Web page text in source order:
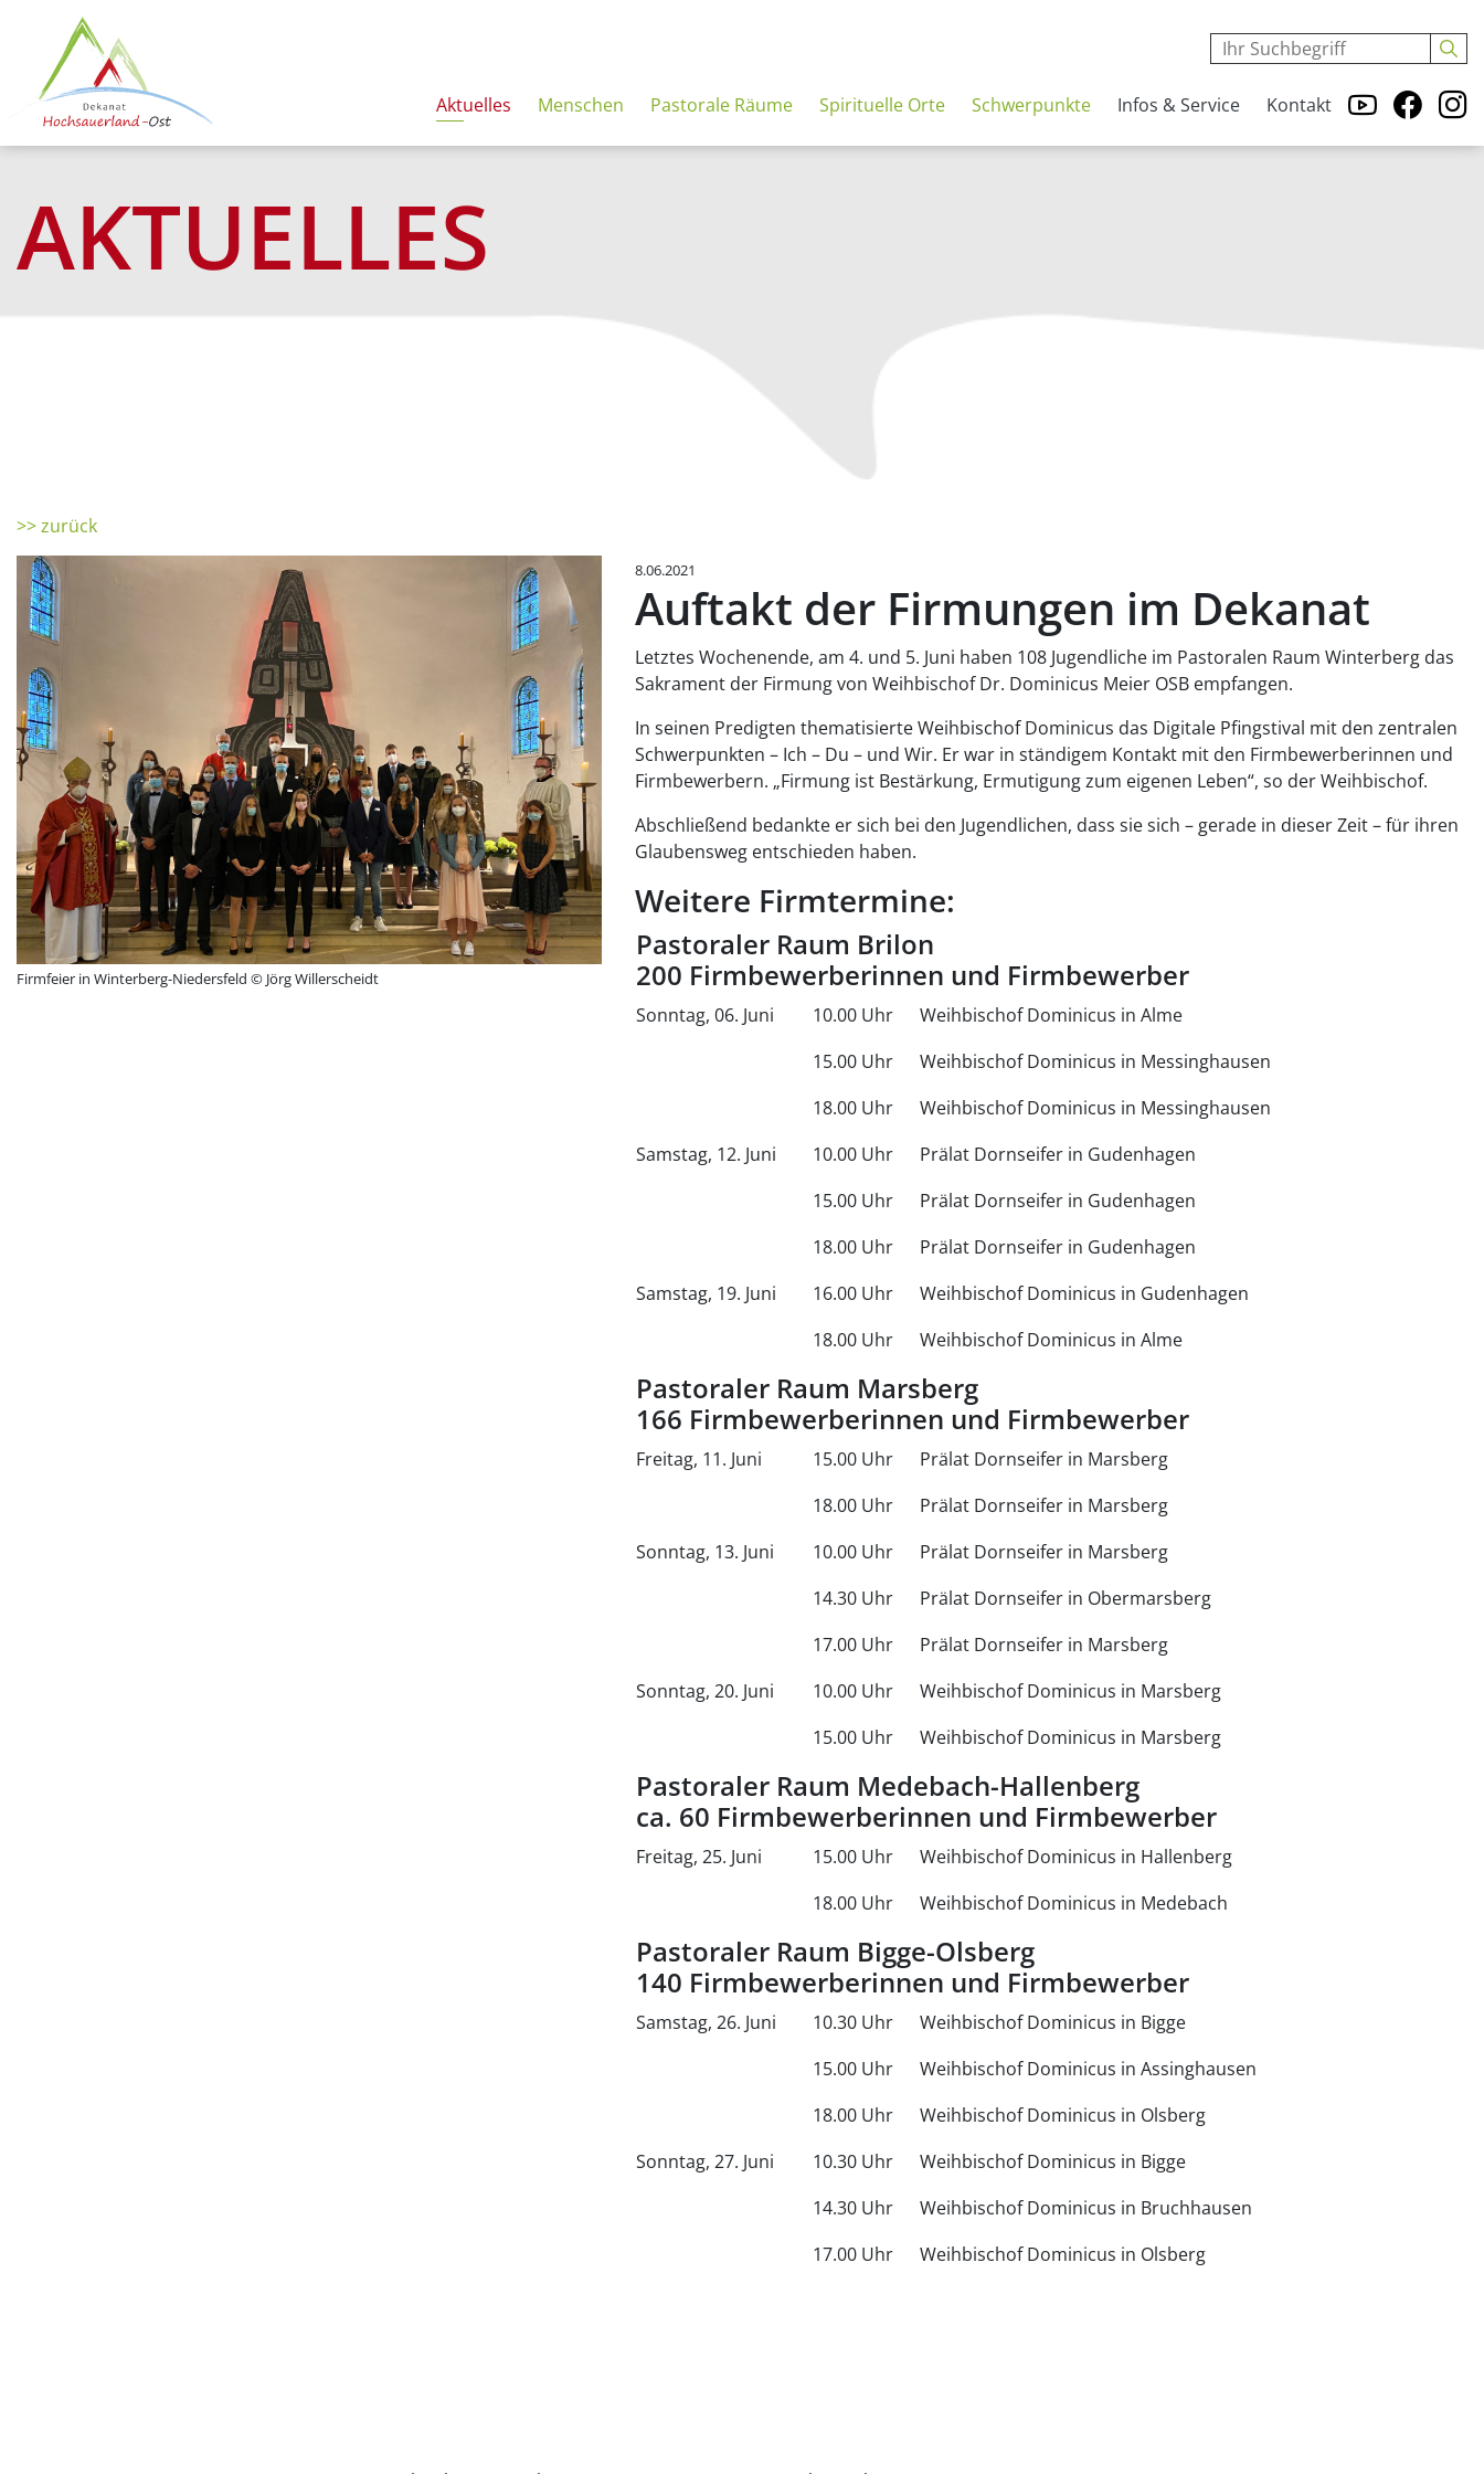
Aktuelles Menschen Pastorale Räume Spirituelle Orte Schwerpunkte Infos & Service Kontakt
AKTUELLES
>> zurück
Firmfeier in Winterberg-Niedersfeld © Jörg Willerscheidt
8.06.2021
Auftakt der Firmungen im Dekanat
Letztes Wochenende, am 4. und 5. Juni haben 108 Jugendliche im Pastoralen Raum Winterberg das
Sakrament der Firmung von Weihbischof Dr. Dominicus Meier OSB empfangen.
In seinen Predigten thematisierte Weihbischof Dominicus das Digitale Pfingstival mit den zentralen
Schwerpunkten – Ich – Du – und Wir. Er war in ständigem Kontakt mit den Firmbewerberinnen und
Firmbewerbern. „Firmung ist Bestärkung, Ermutigung zum eigenen Leben“, so der Weihbischof.
Abschließend bedankte er sich bei den Jugendlichen, dass sie sich – gerade in dieser Zeit – für ihren
Glaubensweg entschieden haben.
Weitere Firmtermine:
Pastoraler Raum Brilon
200 Firmbewerberinnen und Firmbewerber
Sonntag, 06. Juni 10.00 Uhr
Weihbischof Dominicus in Alme
15.00 Uhr
Weihbischof Dominicus in Messinghausen
18.00 Uhr
Weihbischof Dominicus in Messinghausen
Samstag, 12. Juni
10.00 Uhr
Prälat Dornseifer in Gudenhagen
15.00 Uhr
Prälat Dornseifer in Gudenhagen
18.00 Uhr
Prälat Dornseifer in Gudenhagen
Samstag, 19. Juni
16.00 Uhr
Weihbischof Dominicus in Gudenhagen
18.00 Uhr
Weihbischof Dominicus in Alme
Pastoraler Raum Marsberg
166 Firmbewerberinnen und Firmbewerber
Freitag, 11. Juni 15.00 Uhr
Prälat Dornseifer in Marsberg
18.00 Uhr
Prälat Dornseifer in Marsberg
Sonntag, 13. Juni
10.00 Uhr
Prälat Dornseifer in Marsberg
14.30 Uhr
Prälat Dornseifer in Obermarsberg
17.00 Uhr
Prälat Dornseifer in Marsberg
Sonntag, 20. Juni
10.00 Uhr
Weihbischof Dominicus in Marsberg
15.00 Uhr
Weihbischof Dominicus in Marsberg
Pastoraler Raum Medebach-Hallenberg
ca. 60 Firmbewerberinnen und Firmbewerber
Freitag, 25. Juni 15.00 Uhr
Weihbischof Dominicus in Hallenberg
18.00 Uhr
Weihbischof Dominicus in Medebach
Pastoraler Raum Bigge-Olsberg
140 Firmbewerberinnen und Firmbewerber
Samstag, 26. Juni 10.30 Uhr
Weihbischof Dominicus in Bigge
15.00 Uhr
Weihbischof Dominicus in Assinghausen
18.00 Uhr
Weihbischof Dominicus in Olsberg
Sonntag, 27. Juni
10.30 Uhr
Weihbischof Dominicus in Bigge
14.30 Uhr
Weihbischof Dominicus in Bruchhausen
17.00 Uhr
Weihbischof Dominicus in Olsberg